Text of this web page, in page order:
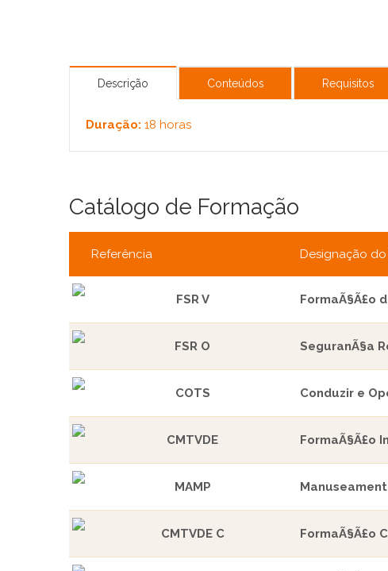
Descrição Conteúdos Requisitos
Duração: 18 horas
Catálogo de Formação
Referência Designação do
FSR V FormaÃ§Ã£o
FSR O SeguranÃ§a
COTS Conduzir e
CMTVDE FormaÃ§Ã£o
MAMP
CMTVDE C FormaÃ§Ã£o